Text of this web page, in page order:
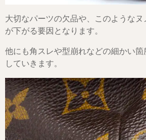
大切なパーツの欠品や、このような
が下がる要因となります。
他にも角スレや型崩れなどの細かい箇
していきます。